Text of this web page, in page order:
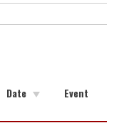
Date Event